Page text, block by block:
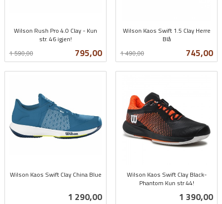
Wilson Rush Pro 4.0 Clay - Kun
str. 46 igjen!
Tilbud
795,00
1 590,00
mva.
Wilson Kaos Swift 1.5 Clay Herre
Blå
Tilbud
745,00
1 490,00
mva.
Wilson Kaos Swift Clay China Blue
Pris
1 290,00
Wilson Kaos Swift Clay Black-
Phantom Kun str 44!
Pris
1 390,00